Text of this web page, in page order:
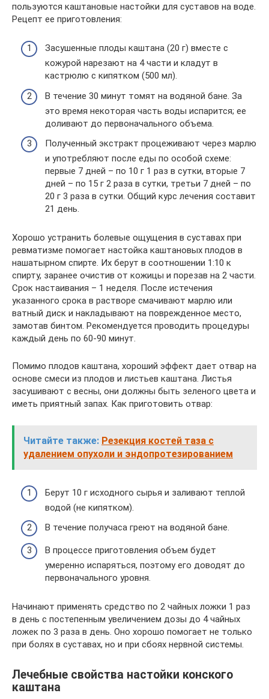
пользуются каштановые настойки для суставов на воде.
Рецепт ее приготовления:
Засушенные плоды каштана (20 г) вместе с
кожурой нарезают на 4 части и кладут в
кастрюлю с кипятком (500 мл).
В течение 30 минут томят на водяной бане. За
это время некоторая часть воды испарится; ее
доливают до первоначального объема.
Полученный экстракт процеживают через марлю
и употребляют после еды по особой схеме:
первые 7 дней – по 10 г 1 раз в сутки, вторые 7
дней – по 15 г 2 раза в сутки, третьи 7 дней – по
20 г 3 раза в сутки. Общий курс лечения составит
21 день.
Хорошо устранить болевые ощущения в суставах при
ревматизме помогает настойка каштановых плодов в
нашатырном спирте. Их берут в соотношении 1:10 к
спирту, заранее очистив от кожицы и порезав на 2 части.
Срок настаивания – 1 неделя. После истечения
указанного срока в растворе смачивают марлю или
ватный диск и накладывают на поврежденное место,
замотав бинтом. Рекомендуется проводить процедуры
каждый день по 60-90 минут.
Помимо плодов каштана, хороший эффект дает отвар на
основе смеси из плодов и листьев каштана. Листья
засушивают с весны, они должны быть зеленого цвета и
иметь приятный запах. Как приготовить отвар:
Читайте также: Резекция костей таза с
удалением опухоли и эндопротезированием
Берут 10 г исходного сырья и заливают теплой
водой (не кипятком).
В течение получаса греют на водяной бане.
В процессе приготовления объем будет
умеренно испаряться, поэтому его доводят до
первоначального уровня.
Начинают применять средство по 2 чайных ложки 1 раз
в день с постепенным увеличением дозы до 4 чайных
ложек по 3 раза в день. Оно хорошо помогает не только
при болях в суставах, но и при сбоях нервной системы.
Лечебные свойства настойки конского
каштана